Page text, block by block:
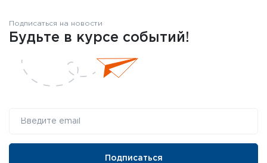
Подписаться на новости
Будьте в курсе событий!